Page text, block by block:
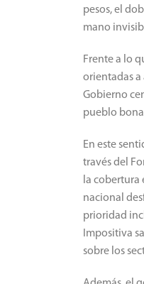
pesos, el
mano
Frente a lo
orientadas a
Gobierno
pueblo
En este
través del
la
nacional
prioridad
Impositiva
sobre los